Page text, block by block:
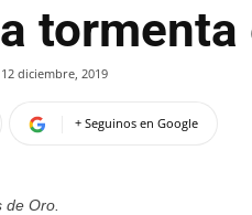
tormenta
12 diciembre, 2019
+ Seguinos en Google
de Oro.